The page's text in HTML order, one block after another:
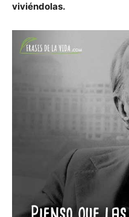
viviéndolas.